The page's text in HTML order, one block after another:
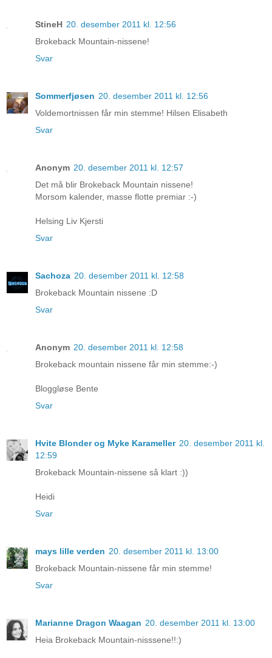
StineH 20. desember 2011 kl. 12:56
Brokeback Mountain-nissene!
Svar
Sommerfjøsen 20. desember 2011 kl. 12:56
Voldemortnissen får min stemme! Hilsen Elisabeth
Svar
Anonym 20. desember 2011 kl. 12:57
Det må blir Brokeback Mountain nissene!
Morsom kalender, masse flotte premiar :-)
Helsing Liv Kjersti
Svar
Sachoza 20. desember 2011 kl. 12:58
Brokeback Mountain nissene :D
Svar
Anonym 20. desember 2011 kl. 12:58
Brokeback mountain nissene får min stemme:-)
Bloggløse Bente
Svar
Hvite Blonder og Myke Karameller 20. desember 2011 kl.
12:59
Brokeback Mountain-nissene så klart :))
Heidi
Svar
mays lille verden 20. desember 2011 kl. 13:00
Brokeback Mountain-nissene får min stemme!
Svar
Marianne Dragon Waagan 20. desember 2011 kl. 13:00
Heia Brokeback Mountain-nisssene!!:)